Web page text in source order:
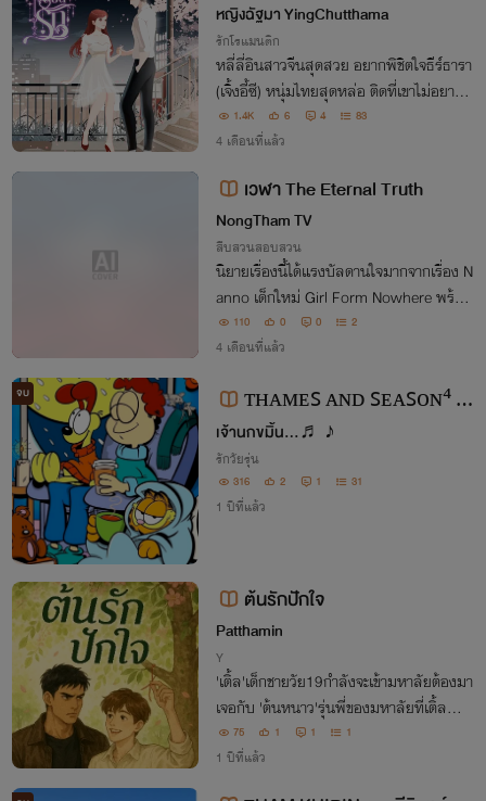
of Love / 爱情命河) มี E-Boo
k
หญิงฉัฐมา YingChutthama
รักโรแมนติก
หลี่ลี่อินสาวจีนสุดสวย อยากพิชิตใจธีร์ธารา
(เจิ้งอี้ซี) หนุ่มไทยสุดหล่อ ติดที่เขาไม่อยากมี
แฟน แถมเป้าหมายในชีวิตของเขาและเธอยัง
ต่างกันสุดขั้ว เธอจะทำอย่างไรเพื่อถักทอควา
1.4K 6 4 83
4 เดือนที่แล้ว
เวฬา The Eternal Truth
NongTham TV
สืบสวนสอบสวน
นิยายเรื่องนี้ได้แรงบัลดานใจมากจากเรื่อง N
anno เด็กใหม่ Girl Form Nowhere พร้อม
รึยังกับการพิพากษาของเวฬาที่จะนำมาซึ่งกา
รสะท้อนสังคม และข้อคิดดีๆที่สามารถนำไป
110 0 0 2
4 เดือนที่แล้ว
จบ
ᴛʜᴀᴍᴇꜱ ᴀɴᴅ ꜱᴇᴀꜱᴏɴ⁴ ;ᴏ
ꜰꜰɢᴜɴ
เจ้านกขมิ้น...♬ ♪
รักวัยรุ่น
316 2 1 31
1 ปีที่แล้ว
ต้นรักปักใจ
Patthamin
Y
'เติ้ล'เด็กชายวัย19กำลังจะเข้ามหาลัยต้องมา
เจอกับ 'ต้นหนาว'รุ่นพี่ของมหาลัยที่เติ้ลกำลั
งจะเข้าไปศึกษาต่อทำให้เรื่องวุ่นๆระหว่างเติ้ล
กับพี่ต้นหนาวต้องมาเจอกันติดตามต่อในนิย
75 1 1 1
1 ปีที่แล้ว